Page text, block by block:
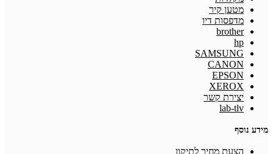
מטען קיר
מדפסות דיו
brother
hp
SAMSUNG
CANON
EPSON
XEROX
יצירת קשר
lab-tlv
מידע נוסף
הצעת מחיר לתיקון